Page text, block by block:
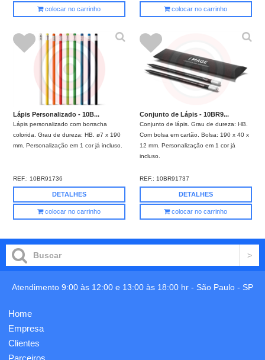
colocar no carrinho colocar no carrinho
Lápis Personalizado - 10B...
Lápis personalizado com borracha
colorida. Grau de dureza: HB. ø7 x 190
mm. Personalização em 1 cor já incluso.
REF.: 10BR91736
DETALHES
colocar no carrinho
Conjunto de Lápis - 10BR9...
Conjunto de lápis. Grau de dureza: HB.
Com bolsa em cartão. Bolsa: 190 x 40 x
12 mm. Personalização em 1 cor já
incluso.
REF.: 10BR91737
DETALHES
colocar no carrinho
Atendimento 9:00 às 12:00 e 13:00 às 18:00 hr - São Paulo - SP
Home
Empresa
Clientes
Parceiros